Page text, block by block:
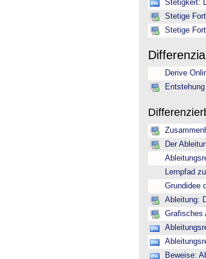
Stetigkeit:
Stetige
Stetige
Derive
Der
Lernpfad
Grundidee
Ableitung:
Grafisches
Beweise: